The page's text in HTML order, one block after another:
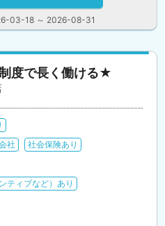
03-18 ～ 2026-08-31
度で長く働ける★
社
社会保険あり
ティブなど）あり